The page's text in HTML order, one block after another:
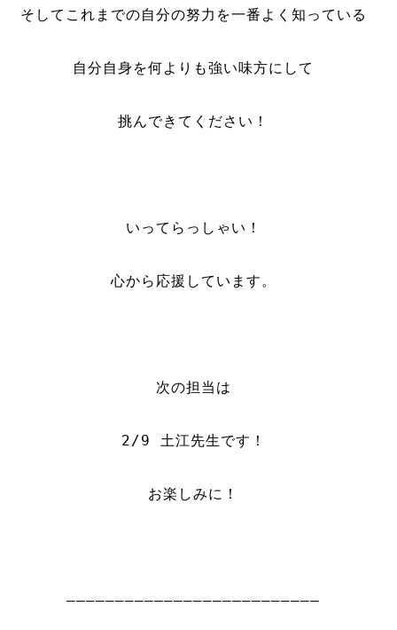
そしてこれまでの自分の努力を一番よく知っている
自分自身を何よりも強い味方にして
挑んできてください！
いってらっしゃい！
心から応援しています。
次の担当は
2/9 土江先生です！
お楽しみに！
——————————————————————————